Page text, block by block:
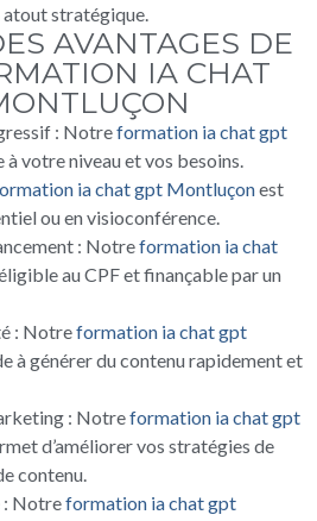
atout stratégique.
AVANTAGES DE
IA CHAT
: Notreformation ia chat gpt
à votre niveau et vos besoins.
ia chat gpt Montluçonest
ou en visioconférence.
: Notreformation ia chat
au CPF et finançable par un
: Notreformation ia chat gpt
à générer du contenu rapidement et
: Notreformation ia chat gpt
d’améliorer vos stratégies de
contenu.
: Notreformation ia chat gpt